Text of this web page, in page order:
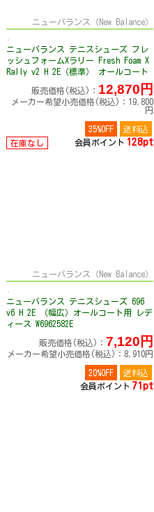
ニューバランス（New Balance）
ニューバランス テニスシューズ フレ
ッシュフォームXラリー Fresh Foam X
Rally v2 H 2E（標準） オールコート
販売価格(税込)： 12,870円
メーカー希望小売価格(税込)：19,800
円
35%OFF
送料込
在庫なし
会員ポイント 128pt
ニューバランス（New Balance）
ニューバランス テニスシューズ 696
v6 H 2E （幅広）オールコート用 レデ
ィース W6962582E
販売価格(税込)： 7,120円
メーカー希望小売価格(税込)：8,910円
20%OFF
送料込
会員ポイント 71pt